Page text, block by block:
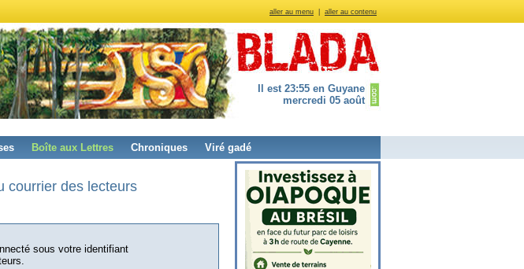
aller au menu aller au contenu
Il est 23:55 en Guyane
mercredi 05 août
Boîte aux Lettres Chroniques Viré gadé
courrier des lecteurs
sous votre identifiant